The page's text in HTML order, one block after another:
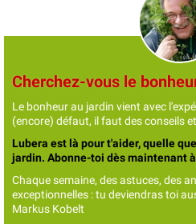
Cherchez-vous le
Le bonheur au jardin vient avec
(encore) défaut, il faut des conseils
Lubera est là pour t'aider, quelle
jardin. Abonne-toi dès maintenant
Chaque semaine, des astuces, des
exceptionnelles : tu deviendras toi
Markus Kobelt